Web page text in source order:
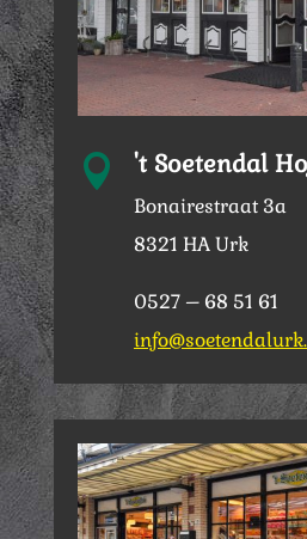
 't Soetendal
Bonairestraat 3a
8321 HA Urk
0527 – 68 51 61